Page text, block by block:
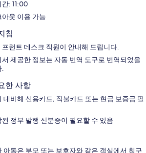
: 11:00
웃 이용 가능
침
프런트 데스크 직원이 안내해 드립니다.
제공한 정보는 자동 번역 도구로 번역되었을
.
한 사항
대비해 신용카드, 직불카드 또는 현금 보증금 필
정부 발행 신분증이 필요할 수 있음
아동은 부모 또는 보호자와 같은 객실에서 침구